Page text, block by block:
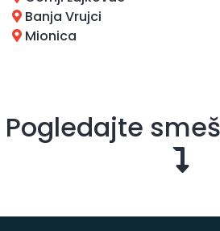
Banja Vrujci
Mionica
Pogledajte